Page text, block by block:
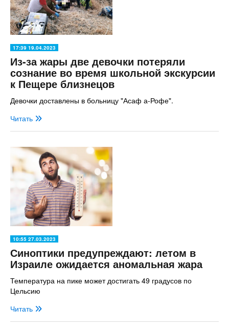
17:39 19.04.2023
Из-за жары две девочки потеряли
сознание во время школьной экскурсии
к Пещере близнецов
Девочки доставлены в больницу "Асаф а-Рофе".
Читать
10:55 27.03.2023
Синоптики предупреждают: летом в
Израиле ожидается аномальная жара
Температура на пике может достигать 49 градусов по
Цельсию
Читать